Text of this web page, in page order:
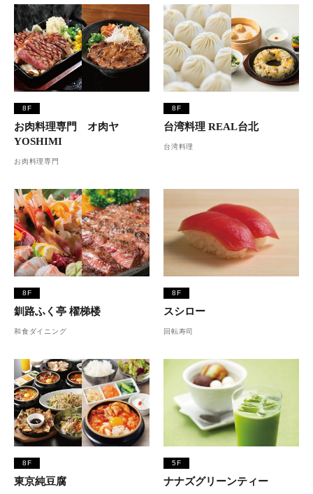
8F
お肉料理専門 オ肉ヤ
YOSHIMI
お肉料理専門
8F
台湾料理 REAL台北
台湾料理
8F
釧路ふく亭 櫂梯楼
和食ダイニング
8F
スシロー
回転寿司
8F
東京純豆腐
5F
ナナズグリーンティー